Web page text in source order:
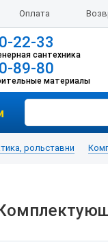
Оплата
22-33
сантехника
89-80
материалы
рольставни